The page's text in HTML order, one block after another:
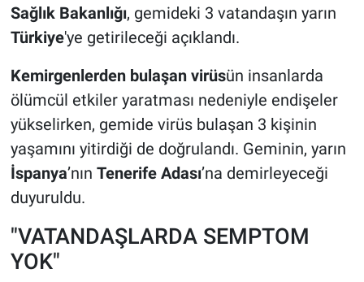
Sağlık Bakanlığı, gemideki 3 vatandaşın yarın
Türkiye'ye getirileceği açıklandı.
Kemirgenlerden bulaşan virüsün insanlarda
ölümcül etkiler yaratması nedeniyle endişeler
yükselirken, gemide virüs bulaşan 3 kişinin
yaşamını yitirdiği de doğrulandı. Geminin, yarın
İspanya’nın Tenerife Adası’na demirleyeceği
duyuruldu.
"VATANDAŞLARDA SEMPTOM
YOK"